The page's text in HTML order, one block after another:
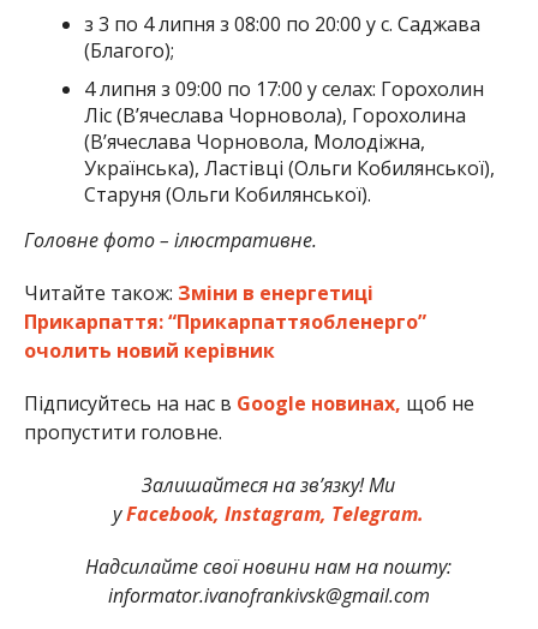
з 3 по 4 липня з 08:00 по 20:00 у с. Саджава
(Благого);
4 липня з 09:00 по 17:00 у селах: Горохолин
Ліс (В’ячеслава Чорновола), Горохолина
(В’ячеслава Чорновола, Молодіжна,
Українська), Ластівці (Ольги Кобилянської),
Старуня (Ольги Кобилянської).
Головне фото – ілюстративне.
Читайте також: Зміни в енергетиці
Прикарпаття: “Прикарпаттяобленерго”
очолить новий керівник
Підписуйтесь на нас в Google новинах, щоб не
пропустити головне.
Залишайтеся на зв’язку! Ми
уFacebook, Instagram, Telegram.
Надсилайте свої новини нам на пошту:
informator.ivanofrankivsk@gmail.com